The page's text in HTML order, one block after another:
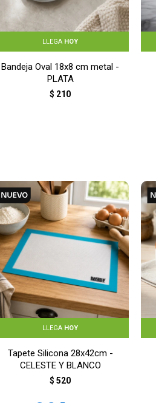
LLEGA HOY
Bandeja Oval 18x8 cm metal -
PLATA
$ 210
LLEGA HOY
Tapete Silicona 28x42cm -
CELESTE Y BLANCO
$ 520